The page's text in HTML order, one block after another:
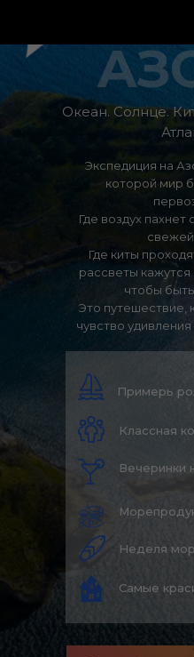
Неделя
Классная
Вечеринки
Примерь
Самые
Океан. Солнце.
Экспедиция на
которой мир
Где воздух
свежей
Где киты
рассветы
чтобы
Это путешествие,
чувство